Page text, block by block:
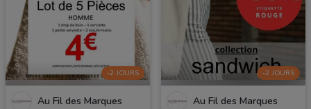
-2 JOURS
Au Fil des Marques
-2 JOURS
Au Fil des Marques